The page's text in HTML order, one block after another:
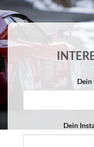
Dein